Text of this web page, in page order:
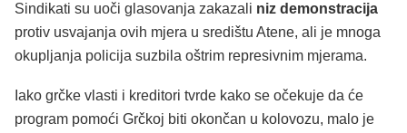
Sindikati su uoči glasovanja zakazali niz demonstracija
protiv usvajanja ovih mjera u središtu Atene, ali je mnoga
okupljanja policija suzbila oštrim represivnim mjerama.
Iako grčke vlasti i kreditori tvrde kako se očekuje da će
program pomoći Grčkoj biti okončan u kolovozu, malo je